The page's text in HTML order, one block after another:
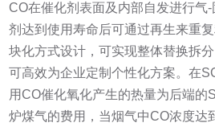
CO在催化剂表面及内部自发进行气
剂达到使用寿命后可通过再生来重
块化方式设计，可实现整体替换拆
可高效为企业定制个性化方案。在
用CO催化氧化产生的热量为后端的
炉煤气的费用，当烟气中CO浓度达